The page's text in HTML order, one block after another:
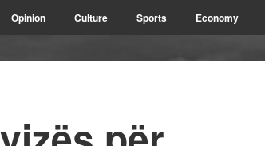
Opinion Culture Sports Economy